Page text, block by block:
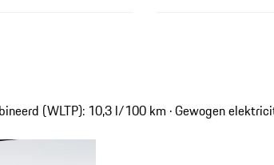
(WLTP): 10,3 l/100 km · Gewogen